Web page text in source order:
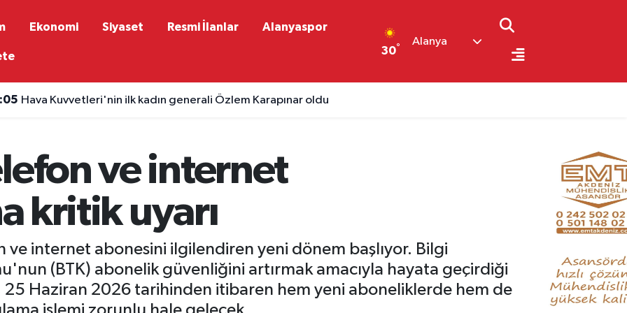
Ekonomi Siyaset Resmi İlanlar Alanyaspor
30°
Alanya
Hava Kuvvetleri'nin ilk kadın generali Özlem Karapınar oldu
ve internet
kritik uyarı
internet abonesini ilgilendiren yeni dönem başlıyor. Bilgi
(BTK) abonelik güvenliğini artırmak amacıyla hayata geçirdiği
25 Haziran 2026 tarihinden itibaren hem yeni aboneliklerde hem de